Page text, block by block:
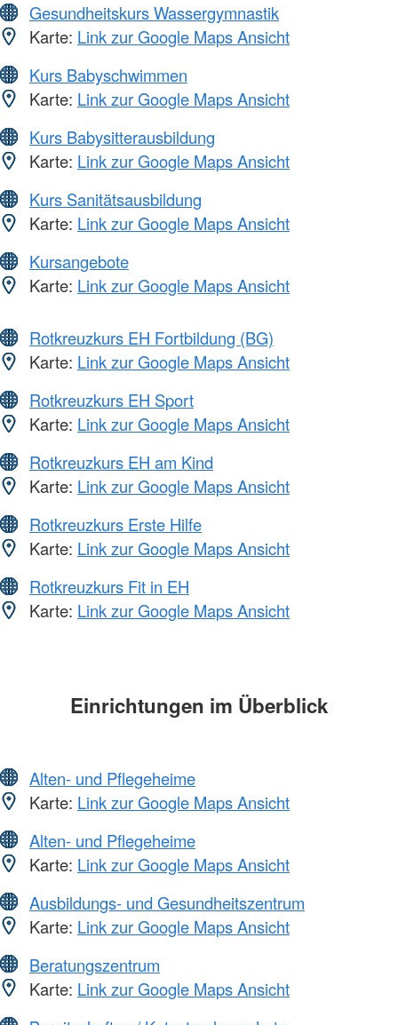
Gesundheitskurs Wassergymnastik
Karte: Link zur Google Maps Ansicht
Kurs Babyschwimmen
Karte: Link zur Google Maps Ansicht
Kurs Babysitterausbildung
Karte: Link zur Google Maps Ansicht
Kurs Sanitätsausbildung
Karte: Link zur Google Maps Ansicht
Kursangebote
Karte: Link zur Google Maps Ansicht
Rotkreuzkurs EH Fortbildung (BG)
Karte: Link zur Google Maps Ansicht
Rotkreuzkurs EH Sport
Karte: Link zur Google Maps Ansicht
Rotkreuzkurs EH am Kind
Karte: Link zur Google Maps Ansicht
Rotkreuzkurs Erste Hilfe
Karte: Link zur Google Maps Ansicht
Rotkreuzkurs Fit in EH
Karte: Link zur Google Maps Ansicht
Einrichtungen im Überblick
Alten- und Pflegeheime
Karte: Link zur Google Maps Ansicht
Alten- und Pflegeheime
Karte: Link zur Google Maps Ansicht
Ausbildungs- und Gesundheitszentrum
Karte: Link zur Google Maps Ansicht
Beratungszentrum
Karte: Link zur Google Maps Ansicht